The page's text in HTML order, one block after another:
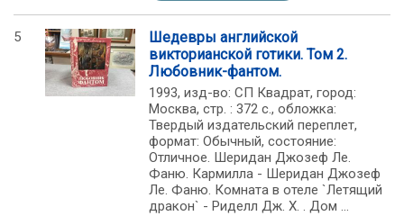
5
Шедевры английской
викторианской готики. Том 2.
Любовник-фантом.
1993, изд-во: СП Квадрат, город:
Москва, стр. : 372 с., обложка:
Твердый издательский переплет,
формат: Обычный, состояние:
Отличное. Шеридан Джозеф Ле.
Фаню. Кармилла - Шеридан Джозеф
Ле. Фаню. Комната в отеле `Летящий
дракон` - Риделл Дж. Х. . Дом ...